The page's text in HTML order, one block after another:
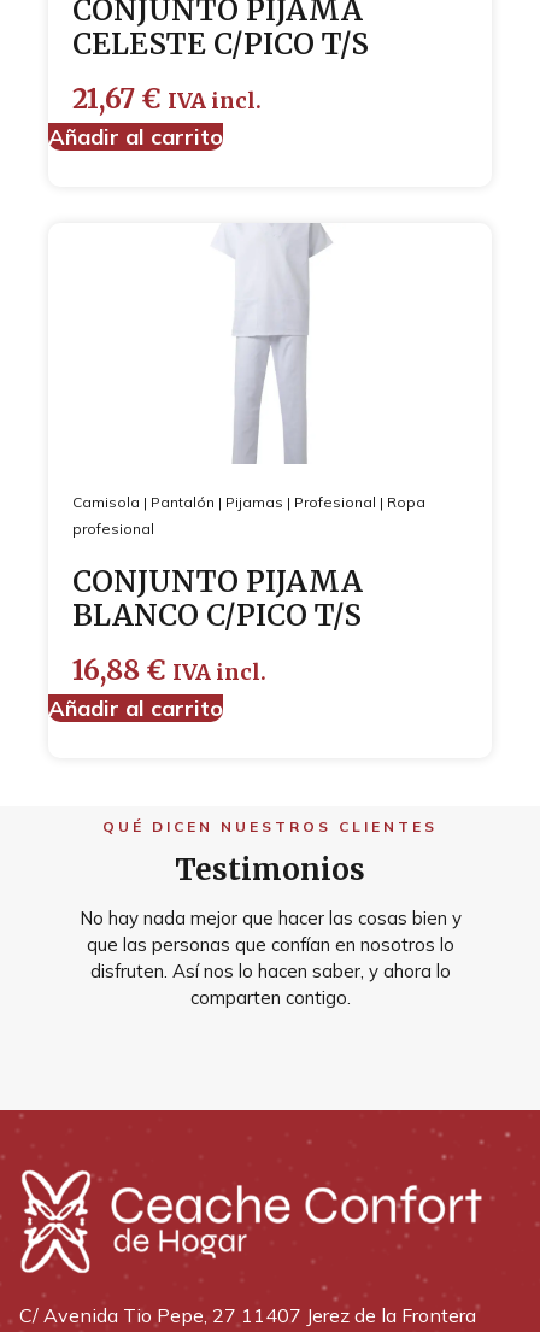
CONJUNTO PIJAMA
CELESTE C/PICO T/S
21,67 € IVA incl.
Añadir al carrito
Camisola | Pantalón | Pijamas | Profesional | Ropa
profesional
CONJUNTO PIJAMA
BLANCO C/PICO T/S
16,88 € IVA incl.
Añadir al carrito
QUÉ DICEN NUESTROS CLIENTES
Testimonios
No hay nada mejor que hacer las cosas bien y
que las personas que confían en nosotros lo
disfruten. Así nos lo hacen saber, y ahora lo
comparten contigo.
C/ Avenida Tio Pepe, 27 11407 Jerez de la Frontera